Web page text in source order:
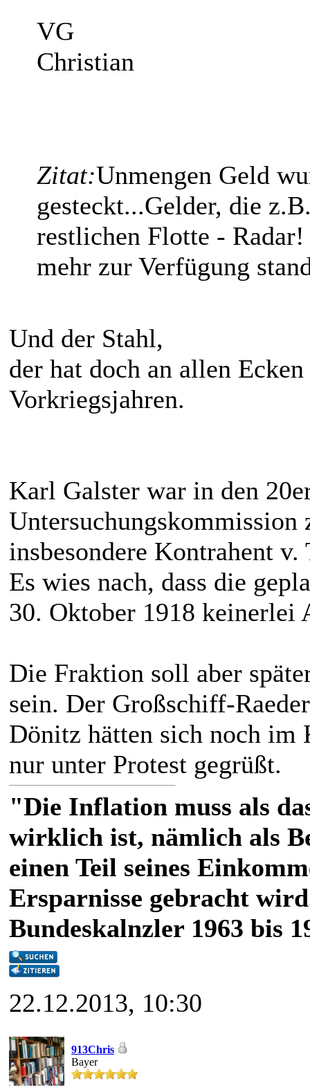
VG
Christian
Zitat:Unmengen Geld
gesteckt...Gelder, die
restlichen Flotte -
mehr zur Verfügung
Und der Stahl,
der hat doch an allen
Vorkriegsjahren.
Karl Galster war in den
insbesondere Kontrahent v.
Es wies nach, dass die
30. Oktober 1918 keinerlei
Die Fraktion soll aber
sein. Der Großschiff-
Dönitz hätten sich noch im
nur unter Protest gegrüßt.
"Die Inflation muss als
wirklich ist, nämlich als
einen Teil seines
Ersparnisse gebracht
Bundeskalnzler 1963 bis
22.12.2013, 10:30
913Chris
Bayer